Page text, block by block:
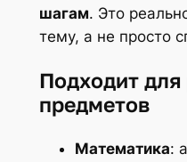
шагам. Это
тему, а не просто
Подходит
предметов
Математика: